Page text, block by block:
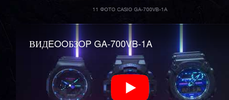
11 ФОТО CASIO GA-700VB-1A
ВИДEOOБЗOP GA-700VB-1A